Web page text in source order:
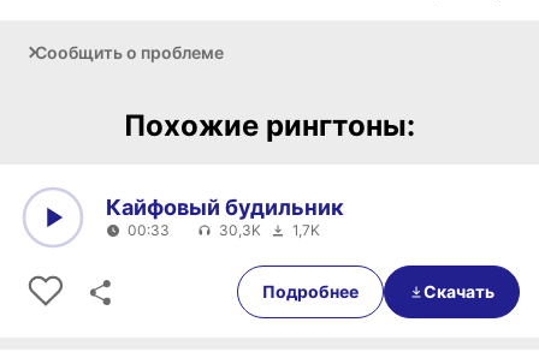
Сообщить о проблеме
Похожие рингтоны:
00:33
Кайфовый будильник
00:33 30,3K 1,7K
Подробнее Скачать